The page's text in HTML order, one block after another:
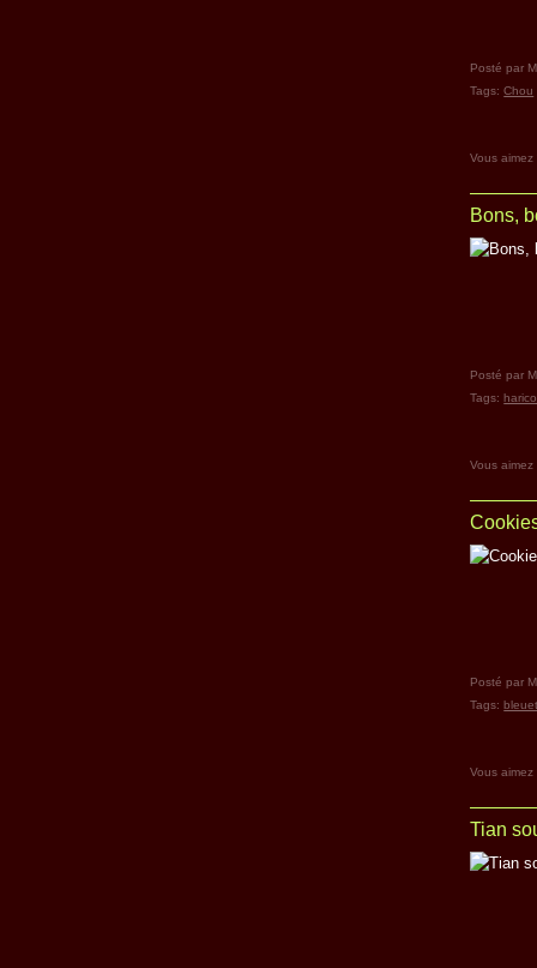
Posté par
Tags:Chou
Vous aimez
Bons,
Posté par
Tags:
Vous aimez
Posté par
Tags:
Vous aimez
Tian